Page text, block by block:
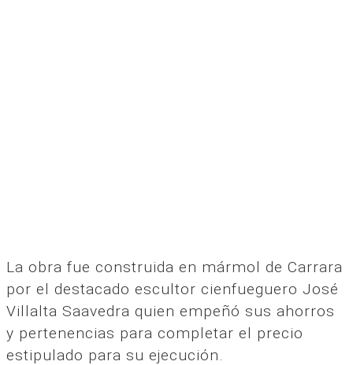
La obra fue construida en mármol de Carrara
por el destacado escultor cienfueguero José
Villalta Saavedra quien empeñó sus ahorros
y pertenencias para completar el precio
estipulado para su ejecución.